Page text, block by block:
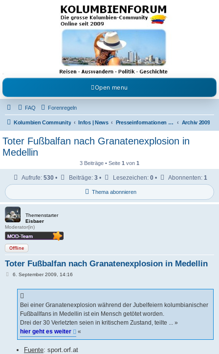
Kolumbienforum - Das
grosse Forum der
Freunde Kolumbiens
Reisen, Auswandern, Kultur, Politik, Geschichte und Visum in Kolumbien und Venezuela.
Austausch, Erfahrungen und Gemeinschaft im Kolumbienforum
Open menu
FAQ Forenregeln
Kolumbien Community Infos | News Presseinformationen & Neuigkeiten Archiv 2009
Toter Fußbalfan nach Granatenexplosion in
Medellin
3 Beiträge • Seite 1 von 1
Thema abonnieren
Aufrufe: 530 • Beiträge: 3 • Lesezeichen: 0 • Abonnenten: 1
Themenstarter
Eisbaer
Moderator(in)
Offline
Toter Fußbalfan nach Granatenexplosion in Medellin
B6. September 2009, 14:16
Bei einer Granatenexplosion während der Jubelfeiern kolumbianischer
Fußballfans in Medellin ist ein Mensch getötet worden.
Drei der 30 Verletzten seien in kritischem Zustand, teilte ... »
hier geht es weiter
«
Fuente: sport.orf.at